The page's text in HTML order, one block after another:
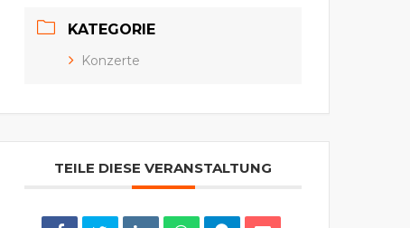
KATEGORIE
Konzerte
TEILE DIESE VERANSTALTUNG